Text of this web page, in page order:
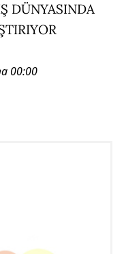
DÜNYASINDA
00:00